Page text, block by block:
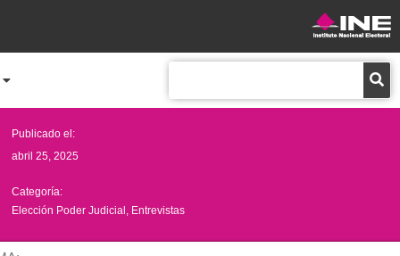
Publicado el:
abril 25, 2025
Categoría:
Elección Poder Judicial Entrevistas